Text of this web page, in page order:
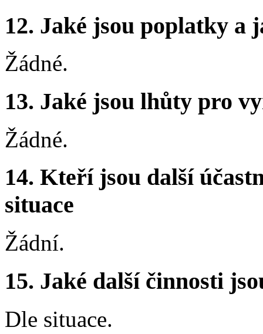
12. Jaké jsou poplatky a
Žádné.
13. Jaké jsou lhůty pro
Žádné.
14. Kteří jsou další
situace
Žádní.
15. Jaké další činnosti
Dle situace.